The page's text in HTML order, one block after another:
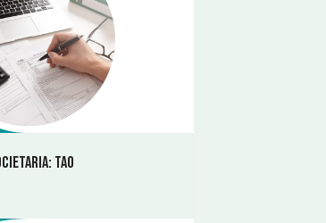
TAO